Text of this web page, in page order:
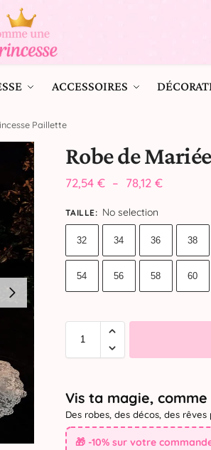
ACCESSOIRES
Paillette
Robe de
72,54 € – 78,12 €
TAILLE: No selection
32 34 36 38
54 56 58 60
Vis ta magie,
Des robes, des décos, des rêves
🎁 -10% sur votre